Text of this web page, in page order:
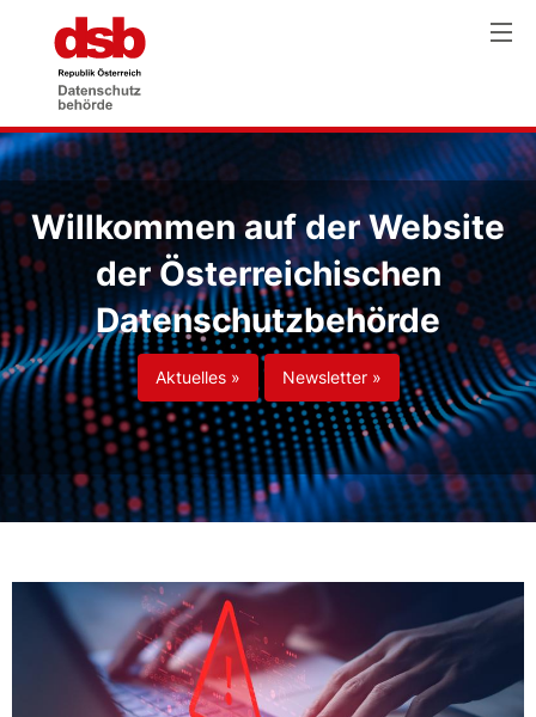
Willkommen auf der Website
der Österreichischen
Datenschutzbehörde
Aktuelles » Newsletter »